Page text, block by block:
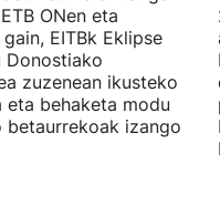
ONen eta
EITBk Eklipse
Donostiako
zuzenean ikusteko
eta behaketa modu
betaurrekoak izango